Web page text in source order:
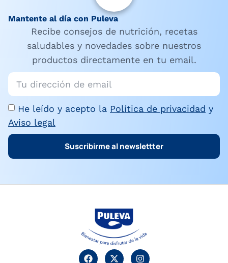
Mantente al día con Puleva
Recibe consejos de nutrición, recetas
saludables y novedades sobre nuestros
productos directamente en tu email.
He leído y acepto la Política de privacidad y
Aviso legal
Suscribirme al newslettter